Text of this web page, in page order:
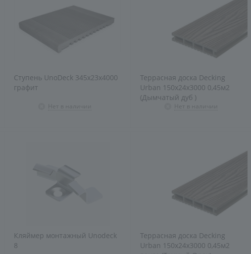
Ступень UnoDeck 345x23х4000
графит
Террасная доска Decking
Urban 150х24х3000 0,45м2
(Дымчатый дуб )
Кляймер монтажный Unodeck
8
Террасная доска Decking
Urban 150х24х3000 0,45м2